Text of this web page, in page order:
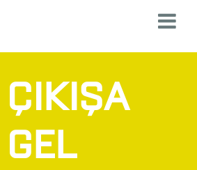
ÇIKIŞA
GEL